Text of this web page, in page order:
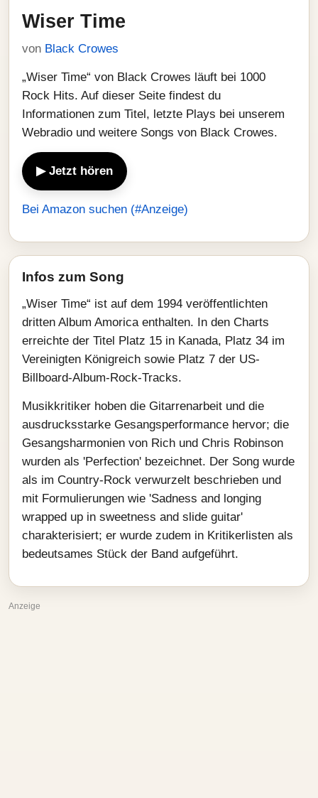
Wiser Time
von Black Crowes
„Wiser Time“ von Black Crowes läuft bei 1000
Rock Hits. Auf dieser Seite findest du
Informationen zum Titel, letzte Plays bei unserem
Webradio und weitere Songs von Black Crowes.
▶ Jetzt hören
Bei Amazon suchen (#Anzeige)
Infos zum Song
„Wiser Time“ ist auf dem 1994 veröffentlichten
dritten Album Amorica enthalten. In den Charts
erreichte der Titel Platz 15 in Kanada, Platz 34 im
Vereinigten Königreich sowie Platz 7 der US-
Billboard-Album-Rock-Tracks.
Musikkritiker hoben die Gitarrenarbeit und die
ausdrucksstarke Gesangsperformance hervor; die
Gesangsharmonien von Rich und Chris Robinson
wurden als 'Perfection' bezeichnet. Der Song wurde
als im Country-Rock verwurzelt beschrieben und
mit Formulierungen wie 'Sadness and longing
wrapped up in sweetness and slide guitar'
charakterisiert; er wurde zudem in Kritikerlisten als
bedeutsames Stück der Band aufgeführt.
Anzeige